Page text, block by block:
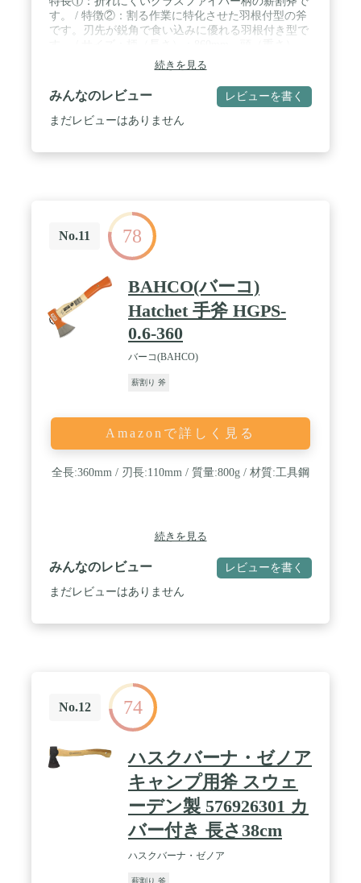
す。 / 特徴②：割る作業に特化させた羽根付型の斧
です。刃先が鋭角で食い込みに優れる羽根付き型で
2000g、薪割り斧の一般的なサイズです。 / 材質/刃
部：全鋼（炭素鋼）、柄部：グラスファイバー＋
PP、グリップ：TPR / 刃先サック付
続きを見る
みんなのレビュー レビューを書く
まだレビューはありません
No.11 78
BAHCO(バーコ)
Hatchet 手斧 HGPS-
0.6-360
バーコ(BAHCO)
薪割り 斧
Amazonで詳しく見る
全長:360mm / 刃長:110mm / 質量:800g / 材質:工具鋼
続きを見る
みんなのレビュー レビューを書く
まだレビューはありません
No.12 74
ハスクバーナ・ゼノア
キャンプ用斧 スウェ
ーデン製 576926301 カ
バー付き 長さ38cm
ハスクバーナ・ゼノア
薪割り 斧